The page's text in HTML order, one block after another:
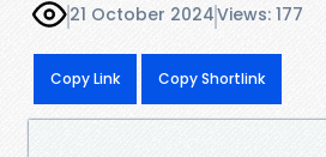
21 October 2024Views: 177
Copy Link Copy Shortlink